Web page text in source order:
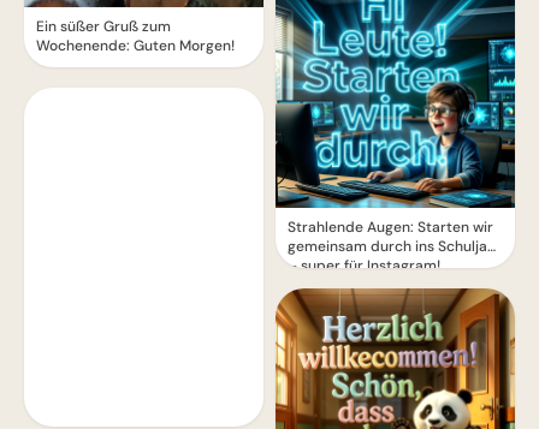
Ein süßer Gruß zum
Wochenende: Guten Morgen!
Strahlende Augen: Starten wir
gemeinsam durch ins Schuljahr
– super für Instagram!